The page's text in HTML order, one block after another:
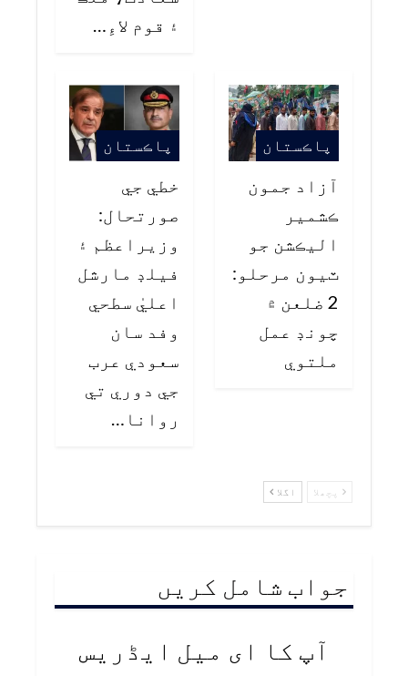
۽ قوم لاءِ…
پاڪستان
آزاد جمون
ڪشمير
اليڪشن جو
ٽيون مرحلو:
2 ضلعن ۾
چونڊ عمل
ملتوي
پاڪستان
خطي جي
صورتحال:
وزيراعظم ۽
فيلڊ مارشل
اعليٰ سطحي
وفد سان
سعودي عرب
جي دوري تي
روانا…
پچھلا اگلا
جواب شامل کریں
آپ کا ای میل ایڈریس